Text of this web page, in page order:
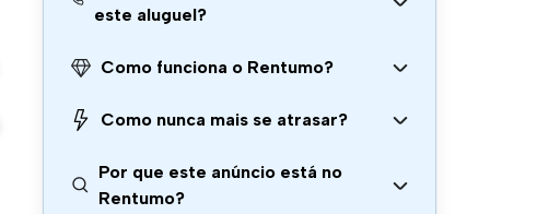
este aluguel?
Como funciona o Rentumo?
Como nunca mais se atrasar?
Por que este anúncio está no
Rentumo?